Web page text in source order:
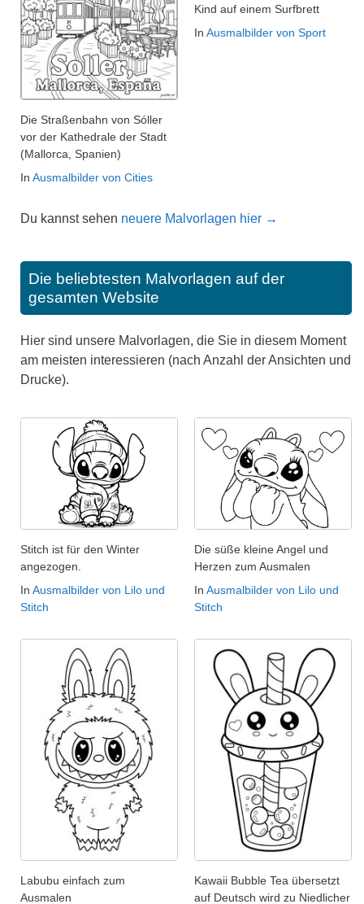
Die Straßenbahn von Sóller
vor der Kathedrale der Stadt
(Mallorca, Spanien)
In Ausmalbilder von Cities
Kind auf einem Surfbrett
In Ausmalbilder von Sport
Du kannst sehen neuere Malvorlagen hier →
Die beliebtesten Malvorlagen auf der
gesamten Website
Hier sind unsere Malvorlagen, die Sie in diesem Moment
am meisten interessieren (nach Anzahl der Ansichten und
Drucke).
Stitch ist für den Winter
angezogen.
In Ausmalbilder von Lilo und
Stitch
Die süße kleine Angel und
Herzen zum Ausmalen
In Ausmalbilder von Lilo und
Stitch
Labubu einfach zum
Ausmalen
Kawaii Bubble Tea übersetzt
auf Deutsch wird zu Niedlicher